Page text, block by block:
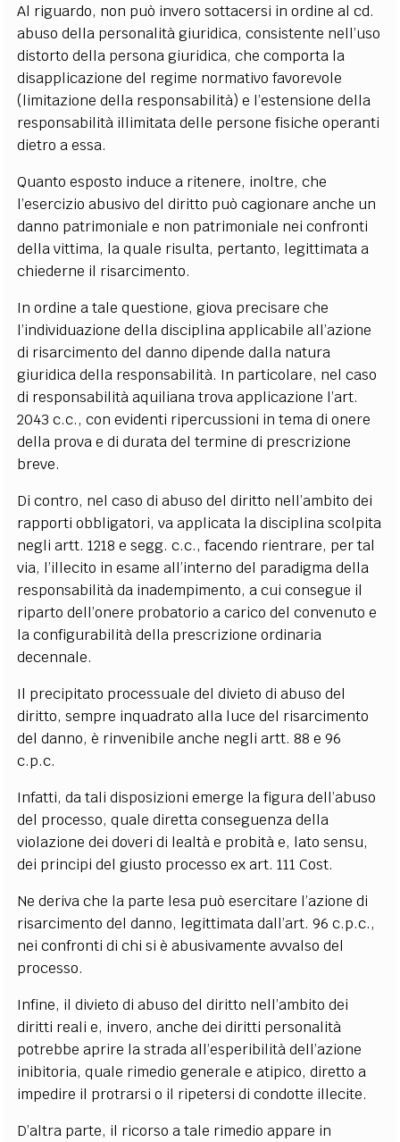
Al riguardo, non può invero sottacersi in ordine al cd.
abuso della personalità giuridica, consistente nell’uso
distorto della persona giuridica, che comporta la
disapplicazione del regime normativo favorevole
(limitazione della responsabilità) e l’estensione della
responsabilità illimitata delle persone fisiche operanti
dietro a essa.
Quanto esposto induce a ritenere, inoltre, che
l’esercizio abusivo del diritto può cagionare anche un
danno patrimoniale e non patrimoniale nei confronti
della vittima, la quale risulta, pertanto, legittimata a
chiederne il risarcimento.
In ordine a tale questione, giova precisare che
l’individuazione della disciplina applicabile all’azione
di risarcimento del danno dipende dalla natura
giuridica della responsabilità. In particolare, nel caso
di responsabilità aquiliana trova applicazione l’art.
2043 c.c., con evidenti ripercussioni in tema di onere
della prova e di durata del termine di prescrizione
breve.
Di contro, nel caso di abuso del diritto nell’ambito dei
rapporti obbligatori, va applicata la disciplina scolpita
negli artt. 1218 e segg. c.c., facendo rientrare, per tal
via, l’illecito in esame all’interno del paradigma della
responsabilità da inadempimento, a cui consegue il
riparto dell’onere probatorio a carico del convenuto e
la configurabilità della prescrizione ordinaria
decennale.
Il precipitato processuale del divieto di abuso del
diritto, sempre inquadrato alla luce del risarcimento
del danno, è rinvenibile anche negli artt. 88 e 96
c.p.c.
Infatti, da tali disposizioni emerge la figura dell’abuso
del processo, quale diretta conseguenza della
violazione dei doveri di lealtà e probità e, lato sensu,
dei principi del giusto processo ex art. 111 Cost.
Ne deriva che la parte lesa può esercitare l’azione di
risarcimento del danno, legittimata dall’art. 96 c.p.c.,
nei confronti di chi si è abusivamente avvalso del
processo.
Infine, il divieto di abuso del diritto nell’ambito dei
diritti reali e, invero, anche dei diritti personalità
potrebbe aprire la strada all’esperibilità dell’azione
inibitoria, quale rimedio generale e atipico, diretto a
impedire il protrarsi o il ripetersi di condotte illecite.
D’altra parte, il ricorso a tale rimedio appare in